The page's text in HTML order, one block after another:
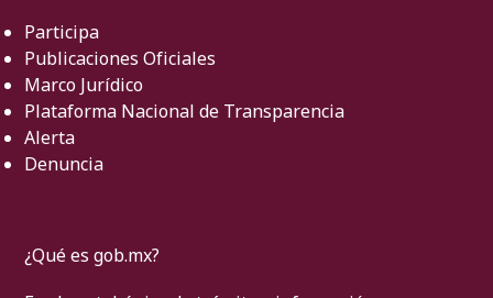
Participa
Publicaciones Oficiales
Marco Jurídico
Plataforma Nacional de Transparencia
Alerta
Denuncia
¿Qué es gob.mx?